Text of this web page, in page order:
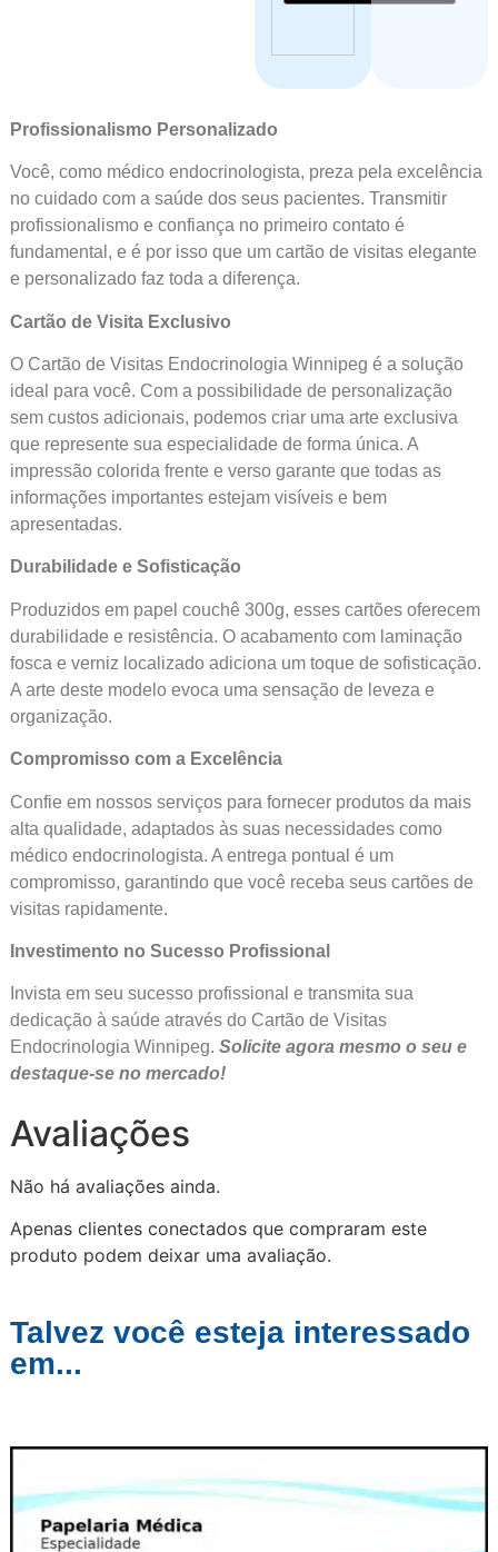
Profissionalismo Personalizado
Você, como médico endocrinologista, preza pela excelência
no cuidado com a saúde dos seus pacientes. Transmitir
profissionalismo e confiança no primeiro contato é
fundamental, e é por isso que um cartão de visitas elegante
e personalizado faz toda a diferença.
Cartão de Visita Exclusivo
O Cartão de Visitas Endocrinologia Winnipeg é a solução
ideal para você. Com a possibilidade de personalização
sem custos adicionais, podemos criar uma arte exclusiva
que represente sua especialidade de forma única. A
impressão colorida frente e verso garante que todas as
informações importantes estejam visíveis e bem
apresentadas.
Durabilidade e Sofisticação
Produzidos em papel couchê 300g, esses cartões oferecem
durabilidade e resistência. O acabamento com laminação
fosca e verniz localizado adiciona um toque de sofisticação.
A arte deste modelo evoca uma sensação de leveza e
organização.
Compromisso com a Excelência
Confie em nossos serviços para fornecer produtos da mais
alta qualidade, adaptados às suas necessidades como
médico endocrinologista. A entrega pontual é um
compromisso, garantindo que você receba seus cartões de
visitas rapidamente.
Investimento no Sucesso Profissional
Invista em seu sucesso profissional e transmita sua
dedicação à saúde através do Cartão de Visitas
Endocrinologia Winnipeg. Solicite agora mesmo o seu e
destaque-se no mercado!
Avaliações
Não há avaliações ainda.
Apenas clientes conectados que compraram este
produto podem deixar uma avaliação.
Talvez você esteja interessado
em...